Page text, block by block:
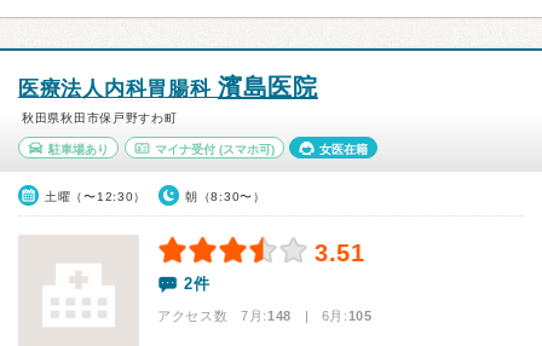
医療法人内科胃腸科 濱島医院
秋田県秋田市保戸野すわ町
駐車場あり マイナ受付(スマホ可) 女医在籍
土曜（〜12:30） 朝（8:30〜）
3.51
2件
アクセス数 7月:148 | 6月:105